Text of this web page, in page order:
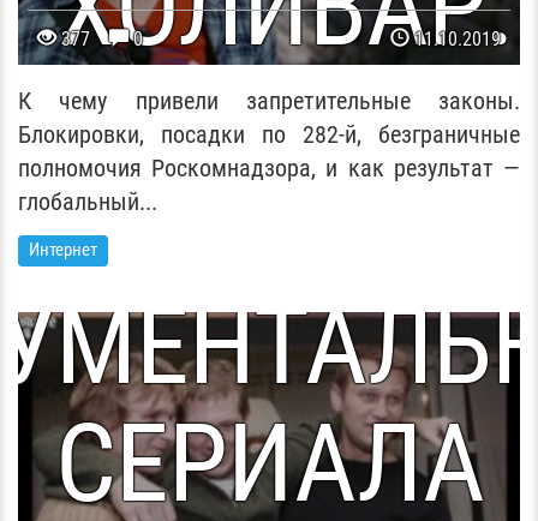
377 0 11.10.2019
К чему привели запретительные законы.
Блокировки, посадки по 282-й, безграничные
полномочия Роскомнадзора, и как результат —
глобальный...
Интернет
СЕРИАЛА